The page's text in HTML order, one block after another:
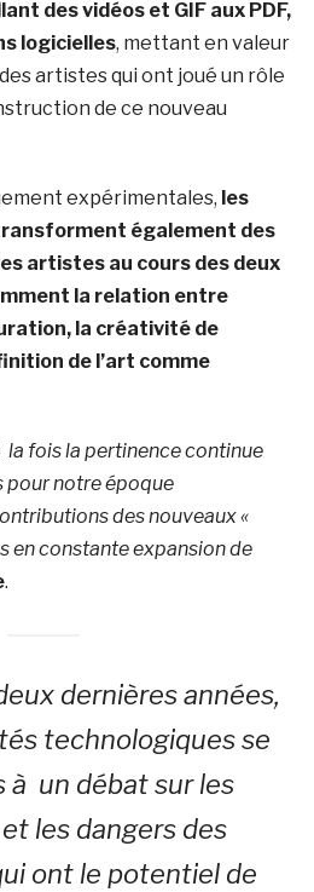
des vidéos et GIF aux PDF,
logicielles, mettant en valeur
artistes qui ont joué un rôle
de ce nouveau
expérimentales, les
également des
artistes au cours des deux
la relation entre
la créativité de
de l’art comme
la fois la pertinence continue
pour notre époque
des nouveaux «
en constante expansion de
.
dernières années,
technologiques se
à un débat sur les
les dangers des
ont le potentiel de